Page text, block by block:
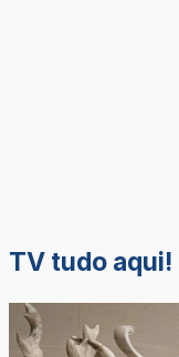
TV tudo aqui!